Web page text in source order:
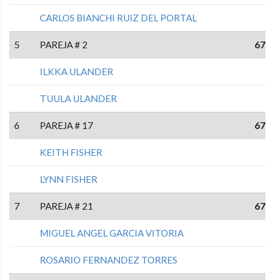
CARLOS BIANCHI RUIZ DEL PORTAL
5 PAREJA # 2 67
ILKKA ULANDER
TUULA ULANDER
6 PAREJA # 17 67
KEITH FISHER
LYNN FISHER
7 PAREJA # 21 67
MIGUEL ANGEL GARCIA VITORIA
ROSARIO FERNANDEZ TORRES